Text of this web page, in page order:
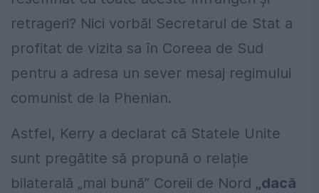
retrageri? Nici vorbă! Secretarul de Stat a
profitat de vizita sa în Coreea de Sud
pentru a adresa un sever mesaj regimului
comunist de la Phenian.
Astfel, Kerry a declarat că Statele Unite
sunt pregătite să propună o relație
bilaterală „mai bună” Coreii de Nord „dacă